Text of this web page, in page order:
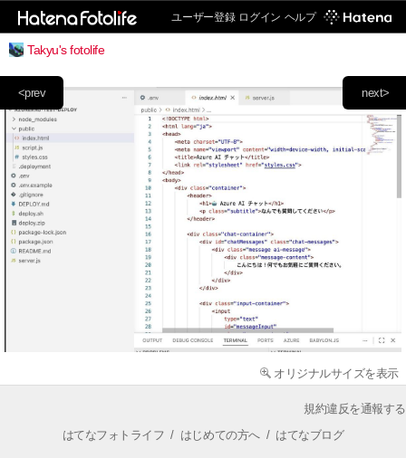
ユーザー登録 ログイン ヘルプ
Takyu's fotolife
next>
<prev
オリジナルサイズを表示
規約違反を通報する
はてなフォトライフ / はじめての方へ/ はてなブログ